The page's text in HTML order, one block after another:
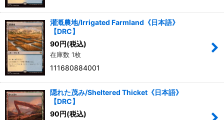
灌漑農地/Irrigated Farmland《日本語》
【DRC】
90円(税込)
在庫数 1枚
111680884001
隠れた茂み/Sheltered Thicket《日本語》
【DRC】
90円(税込)